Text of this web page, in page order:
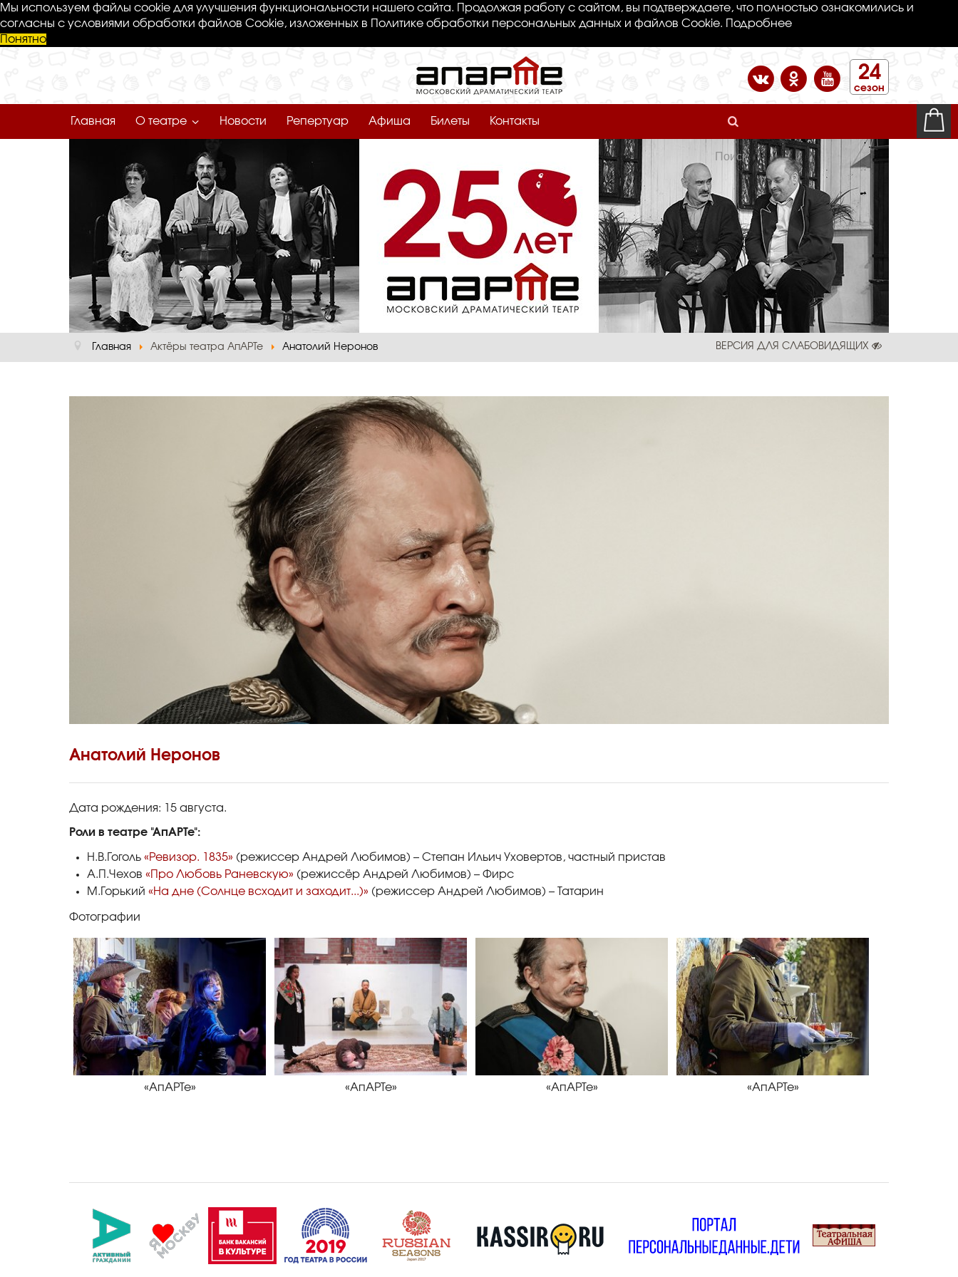
Мы используем файлы cookie для улучшения функциональности нашего сайта. Продолжая работу с сайтом, вы подтверждаете, что полностью ознакомились и
согласны с условиями обработки файлов Cookie, изложенных в Политике обработки персональных данных и файлов Cookie. Подробнее
Понятно
24
сезон
Главная О театре Новости Репертуар Афиша Билеты Контакты
Главная Актёры театра АпАРТе Анатолий Неронов ВЕРСИЯ ДЛЯ СЛАБОВИДЯЩИХ
Анатолий Неронов
Дата рождения: 15 августа.
Роли в театре "АпАРТе":
Н.В.Гоголь «Ревизор. 1835» (режиссер Андрей Любимов) – Степан Ильич Уховертов, частный пристав
А.П.Чехов «Про Любовь Раневскую» (режиссёр Андрей Любимов) – Фирс
М.Горький «На дне (Солнце всходит и заходит...)» (режиссер Андрей Любимов) – Татарин
Фотографии
«АпАРТе» «АпАРТе» «АпАРТе» «АпАРТе»